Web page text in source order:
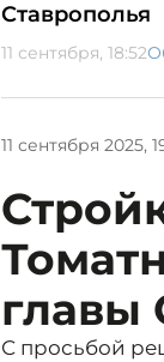
Ставрополья
11 сентября, 18:52
11 сентября 2025,
главы
С просьбой